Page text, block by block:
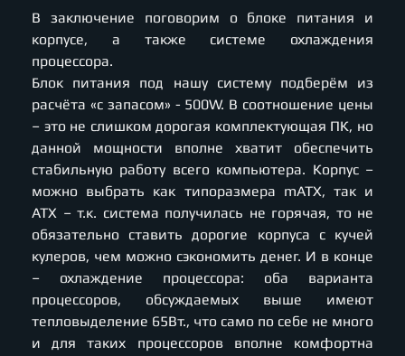
В заключение поговорим о блоке питания и
корпусе, а также системе охлаждения
процессора.
Блок питания под нашу систему подберём из
расчёта «с запасом» - 500W. В соотношение цены
– это не слишком дорогая комплектующая ПК, но
данной мощности вполне хватит обеспечить
стабильную работу всего компьютера. Корпус –
можно выбрать как типоразмера mATX, так и
ATX – т.к. система получилась не горячая, то не
обязательно ставить дорогие корпуса с кучей
кулеров, чем можно сэкономить денег. И в конце
– охлаждение процессора: оба варианта
процессоров, обсуждаемых выше имеют
тепловыделение 65Вт., что само по себе не много
и для таких процессоров вполне комфортна